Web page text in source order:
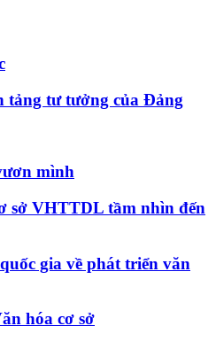
tảng tư tưởng của Đảng
mình
sở VHTTDL tầm nhìn đến
gia về phát triển văn
hóa cơ sở